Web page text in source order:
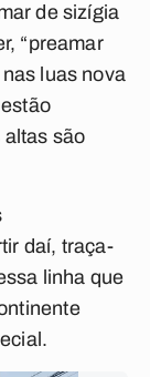
de sizígia
“preamar
luas nova
altas são
daí, traça-
linha que